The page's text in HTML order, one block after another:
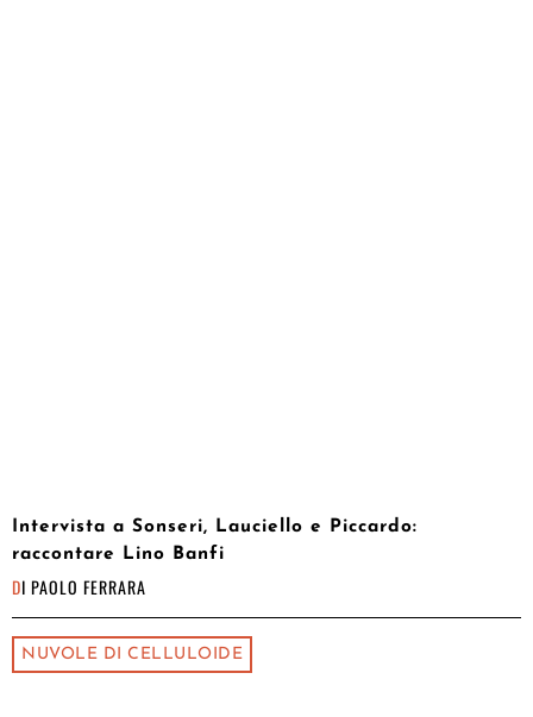
Intervista a Sonseri, Lauciello e Piccardo:
raccontare Lino Banfi
DI PAOLO FERRARA
NUVOLE DI CELLULOIDE